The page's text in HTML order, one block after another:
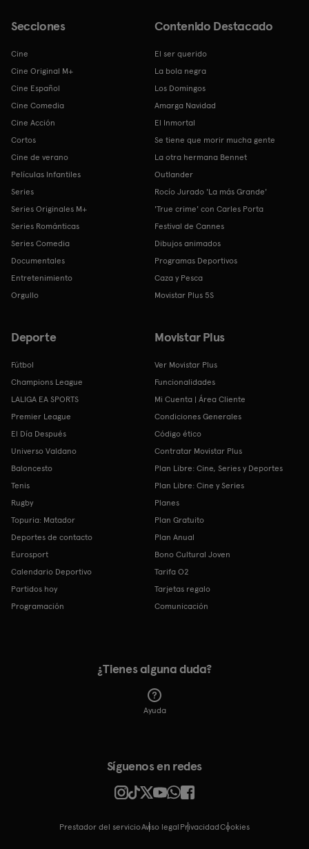
Secciones
Cine
Cine Original M+
Cine Español
Cine Comedia
Cine Acción
Cortos
Cine de verano
Películas Infantiles
Series
Series Originales M+
Series Románticas
Series Comedia
Documentales
Entretenimiento
Orgullo
Contenido Destacado
El ser querido
La bola negra
Los Domingos
Amarga Navidad
El Inmortal
Se tiene que morir mucha gente
La otra hermana Bennet
Outlander
Rocío Jurado 'La más Grande'
'True crime' con Carles Porta
Festival de Cannes
Dibujos animados
Programas Deportivos
Caza y Pesca
Movistar Plus 5S
Deporte
Fútbol
Champions League
LALIGA EA SPORTS
Premier League
El Día Después
Universo Valdano
Baloncesto
Tenis
Rugby
Topuria: Matador
Deportes de contacto
Eurosport
Calendario Deportivo
Partidos hoy
Programación
Movistar Plus
Ver Movistar Plus
Funcionalidades
Mi Cuenta | Área Cliente
Condiciones Generales
Código ético
Contratar Movistar Plus
Plan Libre: Cine, Series y Deportes
Plan Libre: Cine y Series
Planes
Plan Gratuito
Plan Anual
Bono Cultural Joven
Tarifa O2
Tarjetas regalo
Comunicación
¿Tienes alguna duda?
Ayuda
Prestador del servicioAviso legal Privacidad cookies
Síguenos en redes